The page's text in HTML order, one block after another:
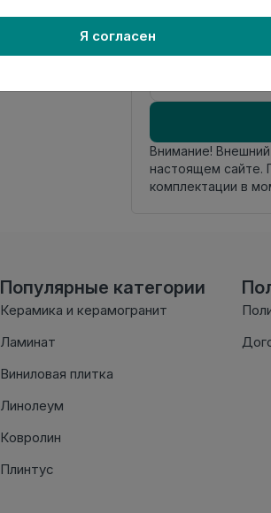
Внимание!
настоящем сайте.
комплектации в
Популярные категории
Керамика и керамогранит
Ламинат
Виниловая плитка
Линолеум
Ковролин
Плинтус
Я согласен